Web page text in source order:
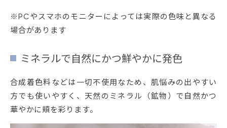
※PCやスマホのモニターによっては実際の色味と異なる
場合があります
ミネラルで自然にかつ鮮やかに発色
合成着色料などは一切不使用なため、肌悩みの出やすい
方でも使いやすく、天然のミネラル（鉱物）で自然かつ
華やかに頬を彩ります。